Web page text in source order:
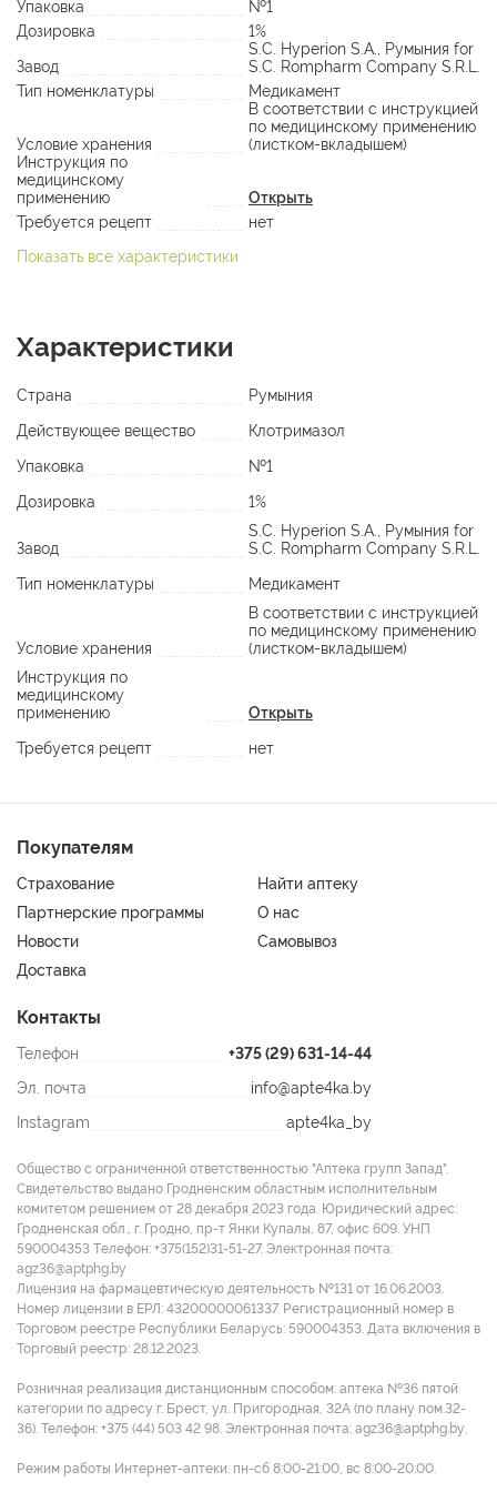
Упаковка
№1
Дозировка
1%
Завод
S.C. Hyperion S.A., Румыния for
S.C. Rompharm Company S.R.L.
Тип номенклатуры
Медикамент
Условие хранения
В соответствии с инструкцией
по медицинскому применению
(листком-вкладышем)
Инструкция по
медицинскому
применению
Открыть
Требуется рецепт
нет
Показать все характеристики
Характеристики
Страна
Румыния
Действующее вещество
Клотримазол
Упаковка
№1
Дозировка
1%
Завод
S.C. Hyperion S.A., Румыния for
S.C. Rompharm Company S.R.L.
Тип номенклатуры
Медикамент
Условие хранения
В соответствии с инструкцией
по медицинскому применению
(листком-вкладышем)
Инструкция по
медицинскому
применению
Открыть
Требуется рецепт
нет
Покупателям
Страхование
Найти аптеку
Партнерские программы
О нас
Новости
Самовывоз
Доставка
Контакты
Телефон
+375 (29) 631-14-44
Эл. почта
info@apte4ka.by
Instagram
apte4ka_by
Общество с ограниченной ответственностью "Аптека групп Запад".
Свидетельство выдано Гродненским областным исполнительным
комитетом решением от 28 декабря 2023 года. Юридический адрес:
Гродненская обл., г. Гродно, пр-т Янки Купалы, 87, офис 609. УНП
590004353 Tелефон: +375(152)31-51-27. Электронная почта:
agz36@aptphg.by
Лицензия на фармацевтическую деятельность №131 от 16.06.2003.
Номер лицензии в ЕРЛ: 43200000061337. Регистрационный номер в
Торговом реестре Республики Беларусь: 590004353. Дата включения в
Торговый реестр: 28.12.2023.
Розничная реализация дистанционным способом: аптека №36 пятой
категории по адресу г. Брест, ул. Пригородная, 32А (по плану пом.32-
36). Телефон: +375 (44) 503 42 98. Электронная почта: agz36@aptphg.by.
Режим работы Интернет-аптеки: пн-сб 8:00-21:00, вс 8:00-20:00.